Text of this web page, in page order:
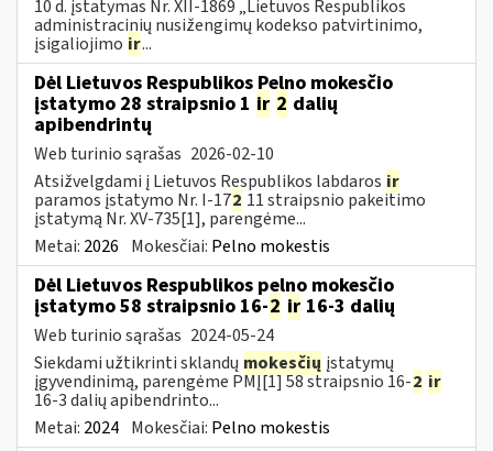
10 d. įstatymas Nr. XII-1869 „Lietuvos Respublikos
administracinių nusižengimų kodekso patvirtinimo,
įsigaliojimo ir...
Dėl Lietuvos Respublikos Pelno mokesčio
įstatymo 28 straipsnio 1 ir 2 dalių
apibendrintų
Web turinio sąrašas 2026-02-10
Atsižvelgdami į Lietuvos Respublikos labdaros ir
paramos įstatymo Nr. I-172 11 straipsnio pakeitimo
įstatymą Nr. XV-735[1], parengėme...
Metai: 2026 Mokesčiai: Pelno mokestis
Dėl Lietuvos Respublikos pelno mokesčio
įstatymo 58 straipsnio 16-2 ir 16-3 dalių
Web turinio sąrašas 2024-05-24
Siekdami užtikrinti sklandų mokesčių įstatymų
įgyvendinimą, parengėme PMĮ[1] 58 straipsnio 16-2 ir
16-3 dalių apibendrinto...
Metai: 2024 Mokesčiai: Pelno mokestis